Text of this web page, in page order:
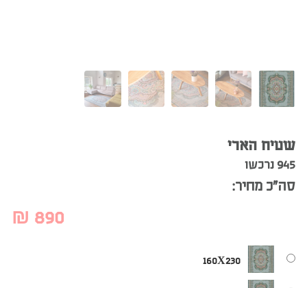
שטיח הארי
945 נרכשו
סה”כ מחיר:
₪ 890
160X230